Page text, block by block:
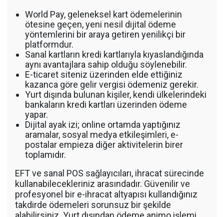
World Pay, geleneksel kart ödemelerinin
ötesine geçen, yeni nesil dijital ödeme
yöntemlerini bir araya getiren yenilikçi bir
platformdur.
Sanal kartların kredi kartlarıyla kıyaslandığında
aynı avantajlara sahip olduğu söylenebilir.
E-ticaret siteniz üzerinden elde ettiğiniz
kazanca göre gelir vergisi ödemeniz gerekir.
Yurt dışında bulunan kişiler, kendi ülkelerindeki
bankaların kredi kartları üzerinden ödeme
yapar.
Dijital ayak izi; online ortamda yaptığınız
aramalar, sosyal medya etkileşimleri, e-
postalar empieza diğer aktivitelerin birer
toplamıdır.
EFT ve sanal POS sağlayıcıları, ihracat sürecinde
kullanabilecekleriniz arasındadır. Güvenilir ve
profesyonel bir e-ihracat altyapısı kullandığınız
takdirde ödemeleri sorunsuz bir şekilde